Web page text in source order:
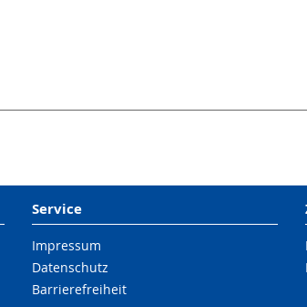
Service
Impressum
Datenschutz
Barrierefreiheit